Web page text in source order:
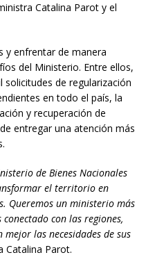
Catalina Parot y el
y enfrentar de manera
del Ministerio. Entre ellos,
de regularización
en todo el país, la
y recuperación de
entregar una atención más
de Bienes Nacionales
el territorio en
Queremos un ministerio más
con las regiones,
las necesidades de sus
Catalina Parot.